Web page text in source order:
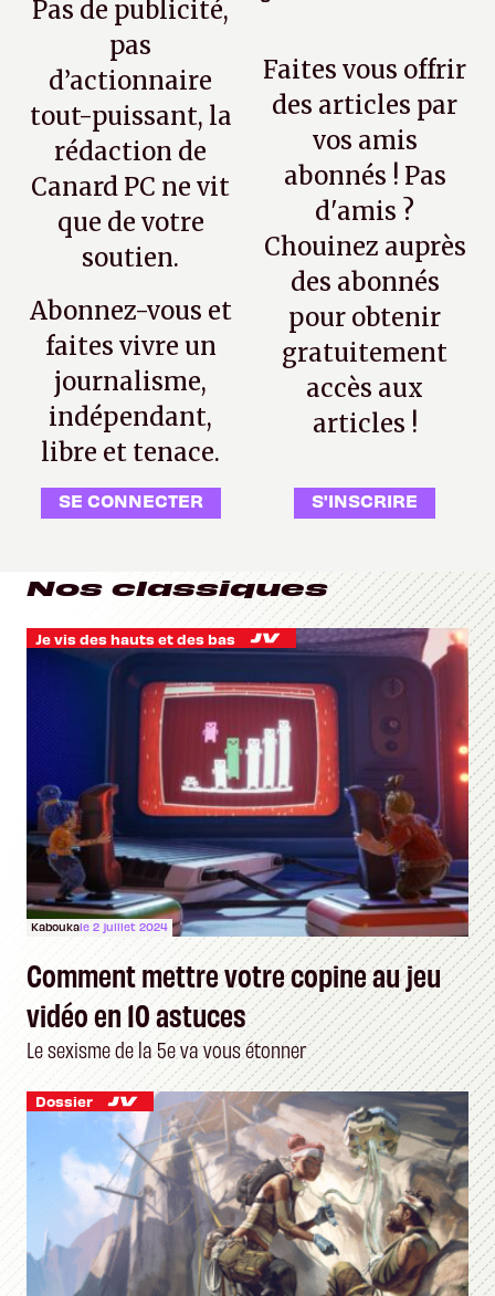
Pas de publicité,
pas
d’actionnaire
tout-puissant, la
rédaction de
Canard PC ne vit
que de votre
soutien.
Abonnez-vous et
faites vivre un
journalisme,
indépendant,
libre et tenace.
SE CONNECTER
Faites vous offrir
des articles par
vos amis
abonnés ! Pas
d'amis ?
Chouinez auprès
des abonnés
pour obtenir
gratuitement
accès aux
articles !
S'INSCRIRE
Nos classiques
Je vis des hauts et des bas
Kaboukale 2 juillet 2024
Comment mettre votre copine au jeu
vidéo en 10 astuces
Le sexisme de la 5e va vous étonner
Dossier